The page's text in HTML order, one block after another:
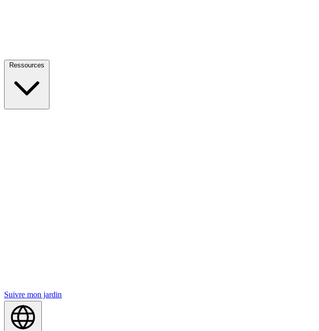
Suivre mon jardin